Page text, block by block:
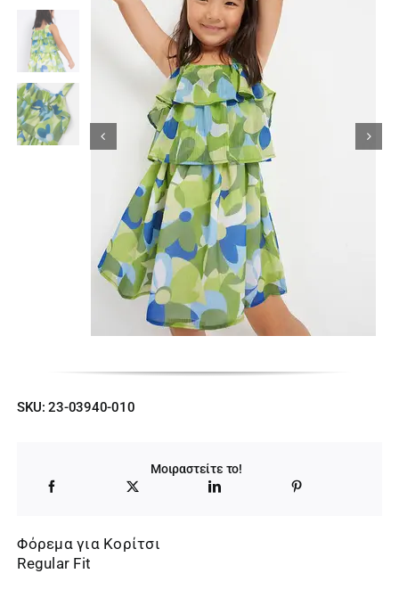
Κορίτσι
Εσώρουχα
Είδη Παρέλασης
Σχετικά με εμάς
SKU:23-03940-010
Μοιραστείτε το!
Φόρεμα για Κορίτσι
Regular Fit